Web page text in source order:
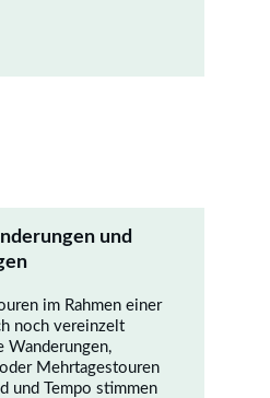
und
im Rahmen einer
noch vereinzelt
Wanderungen,
Mehrtagestouren
und Tempo stimmen